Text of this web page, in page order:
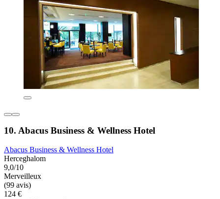
10. Abacus Business & Wellness Hotel
Abacus Business & Wellness Hotel
Herceghalom
9,0/10
Merveilleux
(99 avis)
124 €